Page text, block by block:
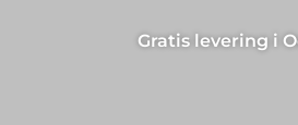
Gratis levering i